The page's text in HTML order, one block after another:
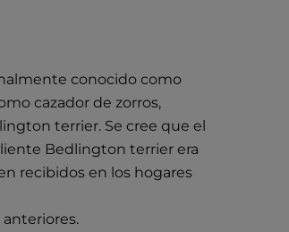
conocido como
cazador de zorros,
terrier. Se cree que el
Bedlington terrier era
recibidos en los hogares